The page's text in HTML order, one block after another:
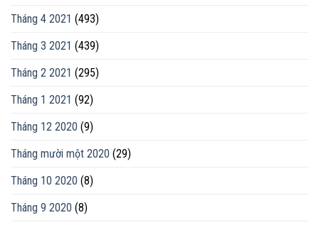
Tháng 4 2021 (493)
Tháng 3 2021 (439)
Tháng 2 2021 (295)
Tháng 1 2021 (92)
Tháng 12 2020 (9)
Tháng mười một 2020 (29)
Tháng 10 2020 (8)
Tháng 9 2020 (8)